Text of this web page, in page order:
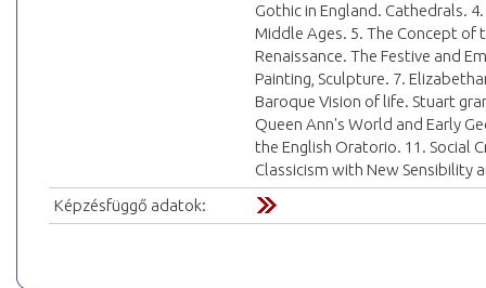
Gothic in England. Cathedrals.
Middle Ages. 5. The Concept of
Renaissance. The Festive and
Painting, Sculpture. 7.
Baroque Vision of life. Stuart
Queen Ann's World and Early
the English Oratorio. 11. Social
Classicism with New Sensibility
Képzésfüggő adatok: